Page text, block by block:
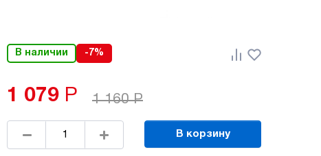
В наличии -7%
1 079 Р 1 160 Р
В корзину